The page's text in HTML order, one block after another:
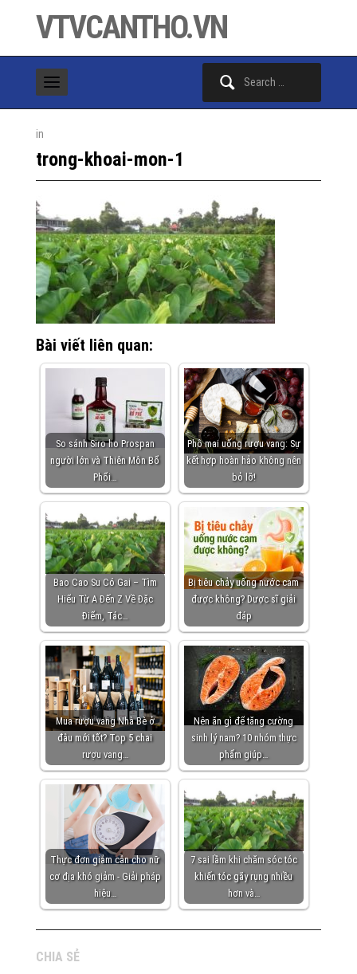
VTVCANTHO.VN
in
trong-khoai-mon-1
Bài viết liên quan:
So sánh Siro ho Prospan
người lớn và Thiên Môn Bổ
Phổi…
Phô mai uống rượu vang: Sự
kết hợp hoàn hảo không nên
bỏ lỡ!
Bao Cao Su Có Gai – Tìm
Hiểu Từ A Đến Z Về Đặc
Điểm, Tác…
Bị tiêu chảy uống nước cam
được không? Dược sĩ giải
đáp
Mua rượu vang Nhà Bè ở
đâu mới tốt? Top 5 chai
rượu vang…
Nên ăn gì để tăng cường
sinh lý nam? 10 nhóm thực
phẩm giúp…
Thực đơn giảm cân cho nữ
cơ địa khó giảm - Giải pháp
hiệu…
7 sai lầm khi chăm sóc tóc
khiến tóc gãy rụng nhiều
hơn và…
CHIA SẺ